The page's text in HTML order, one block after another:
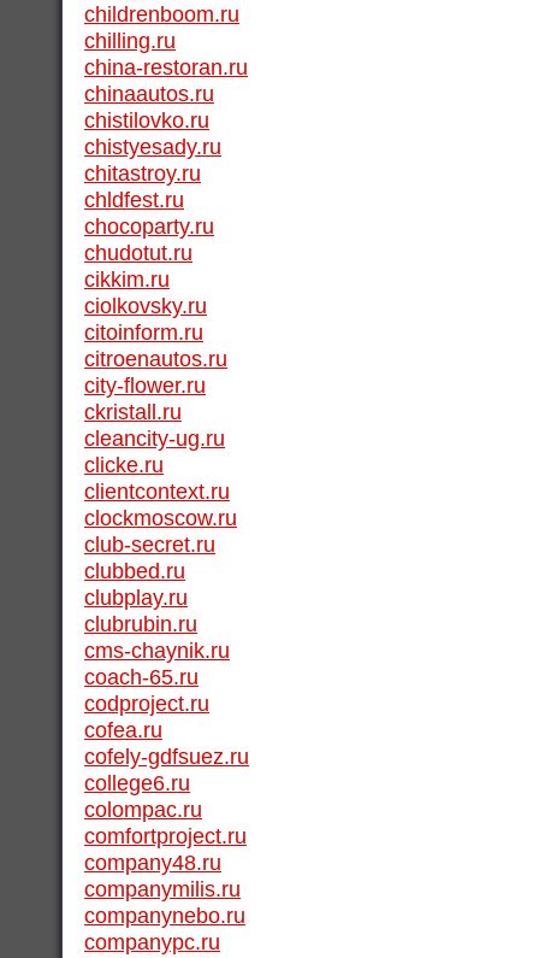
childrenboom.ru
chilling.ru
china-restoran.ru
chinaautos.ru
chistilovko.ru
chistyesady.ru
chitastroy.ru
chldfest.ru
chocoparty.ru
chudotut.ru
cikkim.ru
ciolkovsky.ru
citoinform.ru
citroenautos.ru
city-flower.ru
ckristall.ru
cleancity-ug.ru
clicke.ru
clientcontext.ru
clockmoscow.ru
club-secret.ru
clubbed.ru
clubplay.ru
clubrubin.ru
cms-chaynik.ru
coach-65.ru
codproject.ru
cofea.ru
cofely-gdfsuez.ru
college6.ru
colompac.ru
comfortproject.ru
company48.ru
companymilis.ru
companynebo.ru
companypc.ru